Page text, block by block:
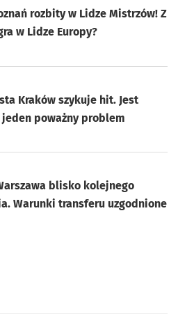
rozbity w Lidze Mistrzów! Z
w Lidze Europy?
Kraków szykuje hit. Jest
poważny problem
blisko kolejnego
Warunki transferu uzgodnione